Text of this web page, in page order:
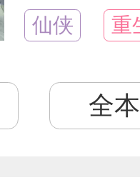
仙侠 重
全